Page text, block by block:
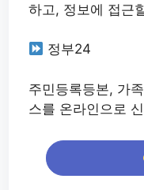
하고, 정보에 접근
정부24
주민등록등본, 가
스를 온라인으로